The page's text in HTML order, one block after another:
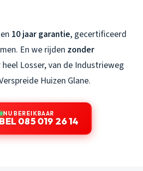
10 jaar garantie, gecertificeerd
En we rijden zonder
Losser, van de Industrieweg
Huizen Glane.
NU BEREIKBAAR
BEL 085 019 26 14